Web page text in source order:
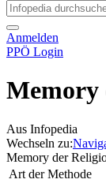
Anmelden
PPÖ Login
Memory
Aus Infopedia
Wechseln zu:
Memory der
Art der Methode